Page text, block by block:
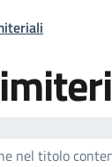
pane
nel titolo